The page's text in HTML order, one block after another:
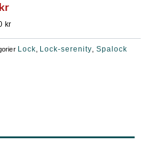
krDet
nuvarande
är:
kr
Lock, Lock-serenity, Spalock